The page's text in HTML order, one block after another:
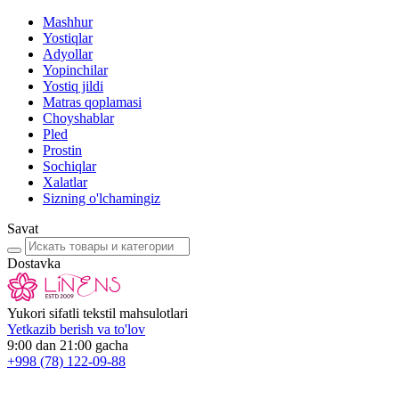
Mashhur
Yostiqlar
Adyollar
Yopinchilar
Yostiq jildi
Matras qoplamasi
Choyshablar
Pled
Prostin
Sochiqlar
Xalatlar
Sizning o'lchamingiz
Savat
Dostavka
Yukori sifatli tekstil mahsulotlari
Yetkazib berish va to'lov
9:00 dan 21:00 gacha
+998 (78) 122-09-88